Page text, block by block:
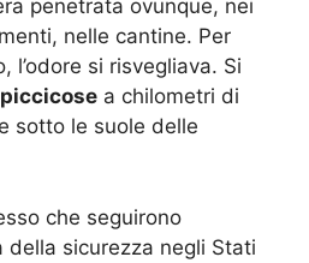
penetrata ovunque, nei
nelle cantine. Per
l’odore si risvegliava. Si
a chilometri di
sotto le suole delle
che seguirono
della sicurezza negli Stati